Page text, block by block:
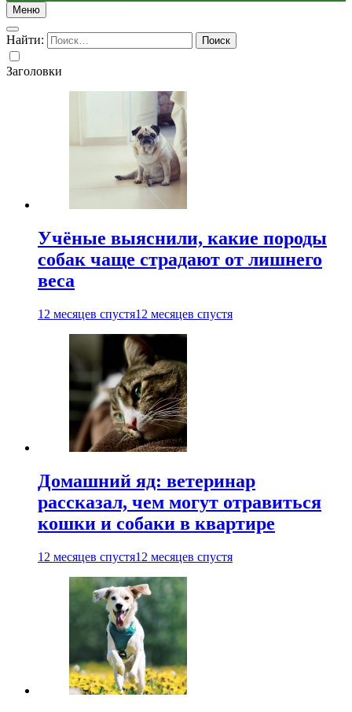
Меню
Найти:
Заголовки
Учёные выяснили, какие породы
собак чаще страдают от лишнего
веса
12 месяцев спустя12 месяцев спустя
Домашний яд: ветеринар
рассказал, чем могут отравиться
кошки и собаки в квартире
12 месяцев спустя12 месяцев спустя